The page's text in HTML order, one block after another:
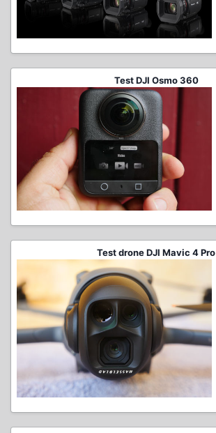
Test DJI Osmo 360
Test drone DJI Mavic 4 Pro